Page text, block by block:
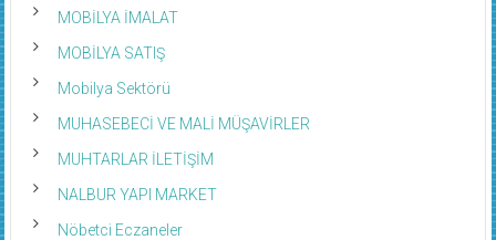
MOBİLYA İMALAT
MOBİLYA SATIŞ
Mobilya Sektörü
MUHASEBECİ VE MALİ MÜŞAVİRLER
MUHTARLAR İLETİŞİM
NALBUR YAPI MARKET
Nöbetci Eczaneler